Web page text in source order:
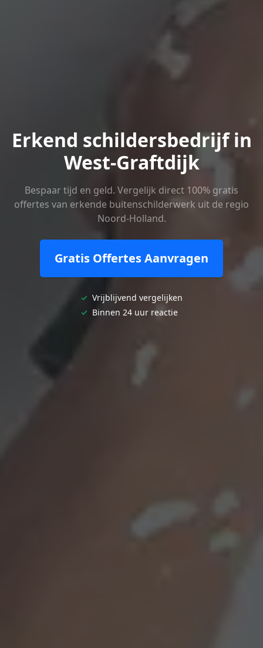
Erkend schildersbedrijf in
West-Graftdijk
Bespaar tijd en geld. Vergelijk direct 100% gratis
offertes van erkende buitenschilderwerk uit de regio
Noord-Holland.
Gratis Offertes Aanvragen
✓ Vrijblijvend vergelijken
✓ Binnen 24 uur reactie